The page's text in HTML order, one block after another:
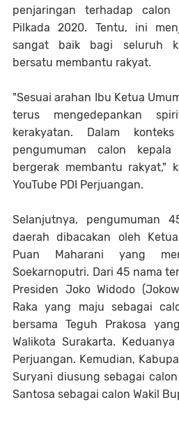
penjaringan terhadap
Pilkada 2020. Tentu, ini
sangat baik bagi seluruh
bersatu membantu rakyat.
"Sesuai arahan Ibu Ketua
terus mengedepankan
kerakyatan. Dalam
pengumuman calon
bergerak membantu rakyat,"
YouTube PDI Perjuangan.
Selanjutnya, pengumuman
daerah dibacakan oleh
Puan Maharani yang
Soekarnoputri. Dari 45 nama
Presiden Joko Widodo
Raka yang maju sebagai
bersama Teguh Prakosa
Walikota Surakarta.
Perjuangan. Kemudian,
Suryani diusung sebagai
Santosa sebagai calon Wakil